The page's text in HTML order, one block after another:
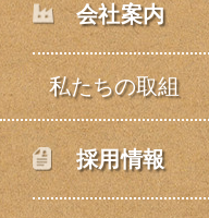
会社案内
私たちの取組
採用情報